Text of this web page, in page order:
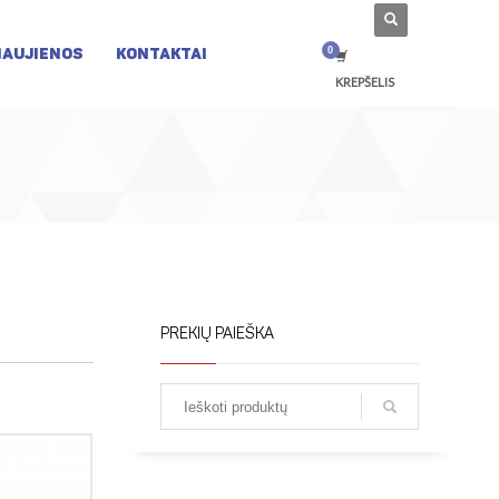
KONTAKTAI
KREPŠELIS
PREKIŲ PAIEŠKA